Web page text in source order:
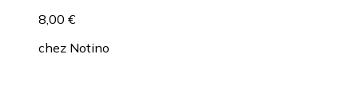
8,00 €
chez Notino